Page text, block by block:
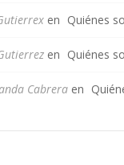
en Quiénes
en Quiénes
Cabreraen